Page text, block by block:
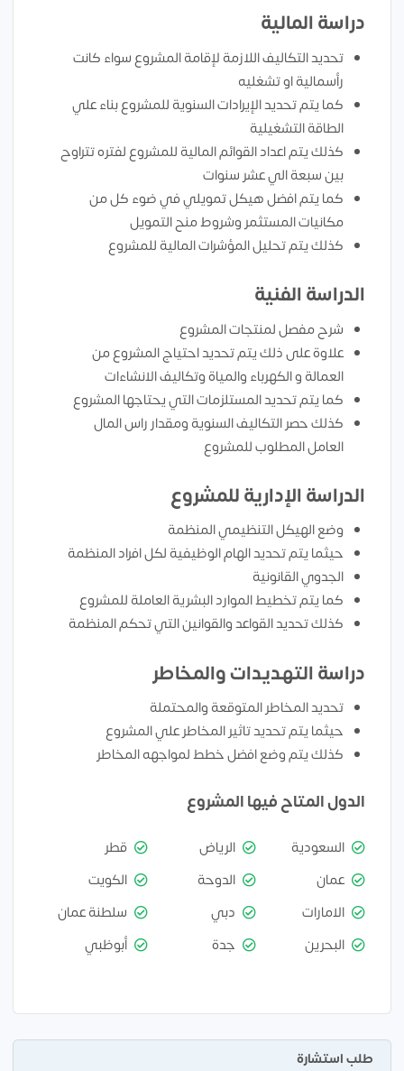
دراسة المالية
تحديد التكاليف اللازمة لإقامة المشروع سواء كانت
رأسمالية او تشغليه
كما يتم تحديد الإيرادات السنوية للمشروع بناء علي
الطاقة التشغيلية
كذلك يتم اعداد القوائم المالية للمشروع لفتره تتراوح
بين سبعة الي عشر سنوات
كما يتم افضل هيكل تمويلي في ضوء كل من
مكانيات المستثمر وشروط منح التمويل
كذلك يتم تحليل المؤشرات المالية للمشروع
الدراسة الفنية
شرح مفصل لمنتجات المشروع
علاوة على ذلك يتم تحديد احتياج المشروع من
العمالة و الكهرباء والمياة وتكاليف الانشاءات
كما يتم تحديد المستلزمات التي يحتاجها المشروع
كذلك حصر التكاليف السنوية ومقدار راس المال
العامل المطلوب للمشروع
الدراسة الإدارية للمشروع
وضع الهيكل التنظيمي المنظمة
حيثما يتم تحديد الهام الوظيفية لكل افراد المنظمة
الجدوي القانونية
كما يتم تخطيط الموارد البشرية العاملة للمشروع
كذلك تحديد القواعد والقوانين التي تحكم المنظمة
دراسة التهديدات والمخاطر
تحديد المخاطر المتوقعة والمحتملة
حيثما يتم تحديد تاثير المخاطر علي المشروع
كذلك يتم وضع افضل خطط لمواجهه المخاطر
الدول المتاح فيها المشروع
السعودية الرياض
قطر
عمان
الدوحة
الكويت
الامارات
دبي
سلطنة عمان
البحرين
جدة أبوظبي
طلب استشارة